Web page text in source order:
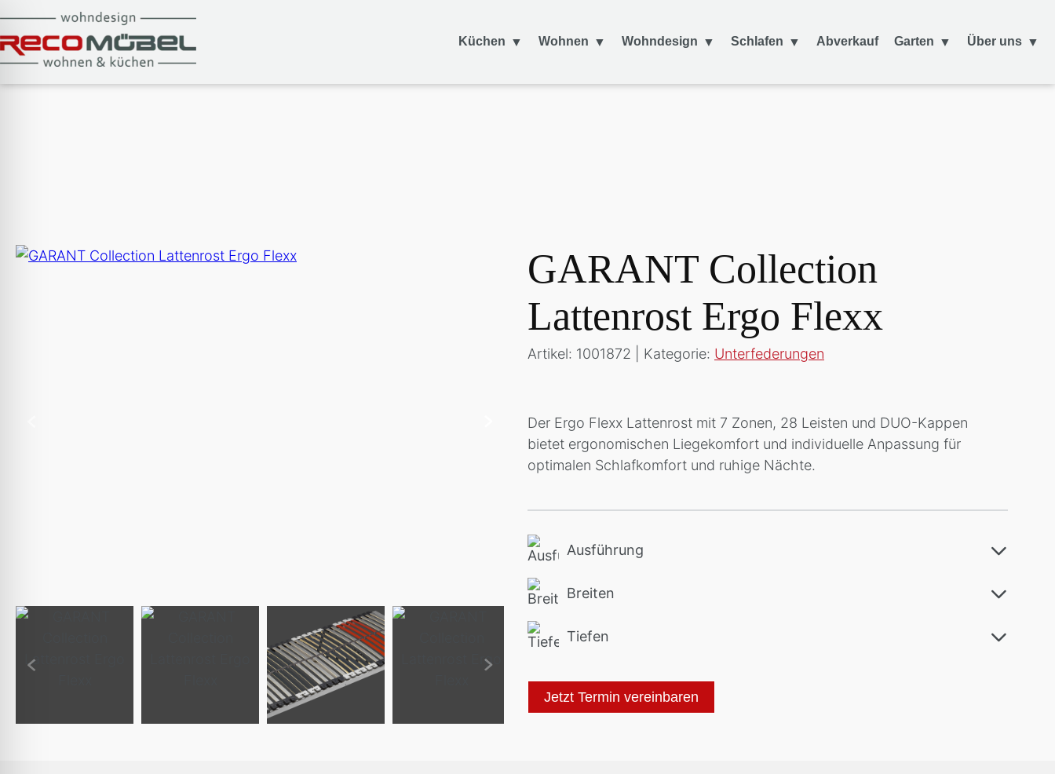
Küchen Wohnen Wohndesign Schlafen Abverkauf Garten Über uns
GARANT Collection
Lattenrost Ergo Flexx
Artikel: 1001872 | Kategorie: Unterfederungen
Ausführung
Breiten
Tiefen
Der Ergo Flexx Lattenrost mit 7 Zonen, 28 Leisten und DUO-Kappen
bietet ergonomischen Liegekomfort und individuelle Anpassung für
optimalen Schlafkomfort und ruhige Nächte.
Jetzt Termin vereinbaren